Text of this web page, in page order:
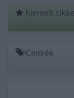
Kiemelt
Címkék